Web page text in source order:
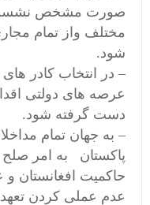
صورت مشخص نشست
مختلف واز تمام
شود.
– در انتخاب كادر
عرصه های دولتی
دست گرفته شود.
– به جهان تمام
پاکستان به امر صلح
حاکمیت افغانستان و
عدم عملی کردن